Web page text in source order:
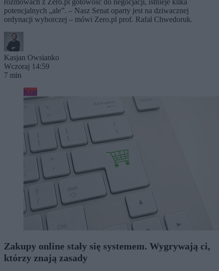
rozmowach z Zero.pl gotowość do negocjacji, istnieje kilka
potencjalnych „ale”. – Nasz Senat oparty jest na dziwacznej
ordynacji wyborczej – mówi Zero.pl prof. Rafał Chwedoruk.
Kasjan Owsianko
Wczoraj 14:59
7 min
Kraj
Zakupy online stały się systemem. Wygrywają ci,
którzy znają zasady